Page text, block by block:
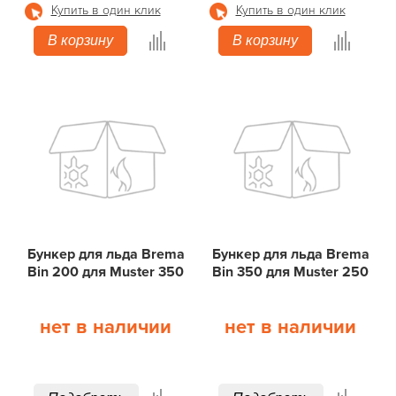
Купить в один клик
В корзину
Купить в один клик
В корзину
Бункер для льда Brema
Bin 200 для Muster 350
нет в наличии
Бункер для льда Brema
Bin 350 для Muster 250
нет в наличии